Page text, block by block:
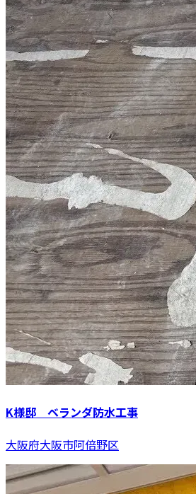
K様邸 ベランダ防水工事
大阪府大阪市阿倍野区